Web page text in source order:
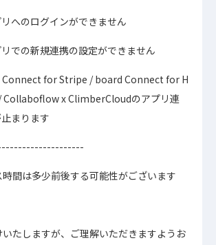
リへのログインができません
リでの新規連携の設定ができません
Connect for Stripe / board Connect for H
x ClimberCloudのアプリ連
まります
------
間は多少前後する可能性がございます
たしますが、 ご理解いただきますようお